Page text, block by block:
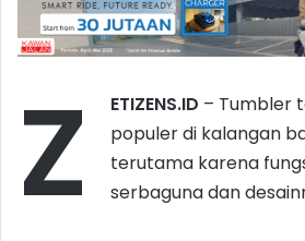
Z ETIZENS.ID – Tumbler
populer di kalangan
terutama karena
serbaguna dan